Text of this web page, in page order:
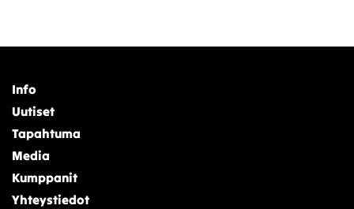
Info
Uutiset
Tapahtuma
Media
Kumppanit
Yhteystiedot